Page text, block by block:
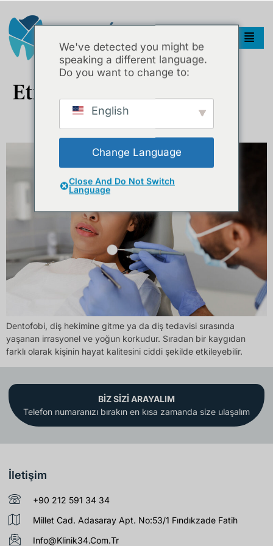
Etiket:DişTedavisi
Diş Hekimi Korkusunu Anlamak Ve Yenmek
Dentofobi, diş hekimine gitme ya da diş tedavisi sırasında
yaşanan irrasyonel ve yoğun korkudur. Sıradan bir kaygıdan
farklı olarak kişinin hayat kalitesini ciddi şekilde etkileyebilir.
BİZ SİZİ ARAYALIM
Telefon numaranızı bırakın en kısa zamanda size ulaşalım
İletişim
+90 212 591 34 34
Millet Cad. Adasaray Apt. No:53/1 Fındıkzade Fatih
Info@klinik34.com.tr
We've detected you might be
speaking a different language.
Do you want to change to:
English
Change Language
Close And Do Not Switch
Language